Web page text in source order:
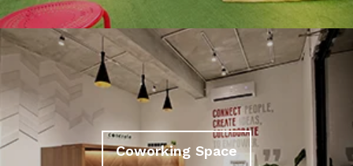
Coworking Space